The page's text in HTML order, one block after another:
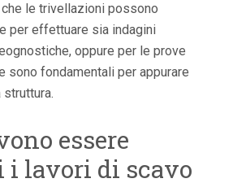
le trivellazioni possono
per effettuare sia indagini
oppure per le prove
sono fondamentali per appurare
essere
i lavori di scavo